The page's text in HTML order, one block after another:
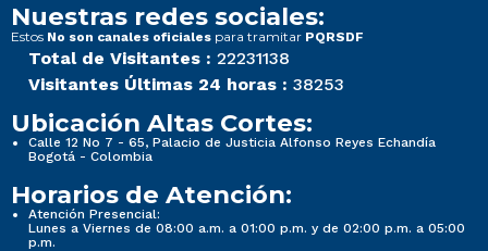
Nuestras redes sociales:
Estos No son canales oficiales para tramitar PQRSDF
Total de Visitantes : 22231138
Visitantes Últimas 24 horas : 38253
Ubicación Altas Cortes:
Calle 12 No 7 - 65, Palacio de Justicia Alfonso Reyes Echandía
Bogotá - Colombia
Horarios de Atención:
Atención Presencial:
Lunes a Viernes de 08:00 a.m. a 01:00 p.m. y de 02:00 p.m. a 05:00
p.m.